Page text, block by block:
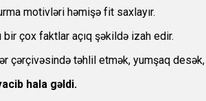
motivləri həmişə fit saxlayır.
bir çox faktlar açıq şəkildə izah edir.
çərçivəsində təhlil etmək, yumşaq
hala gəldi.